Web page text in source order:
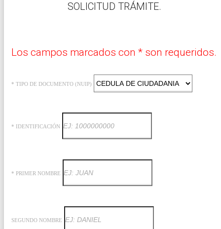
​SOLICITUD TRÁMITE.
Los campos marcados con * son requeridos.
* TIPO DE DOCUMENTO (NUIP)
* IDENTIFICACIÓN
* PRIMER NOMBRE
SEGUNDO NOMBRE